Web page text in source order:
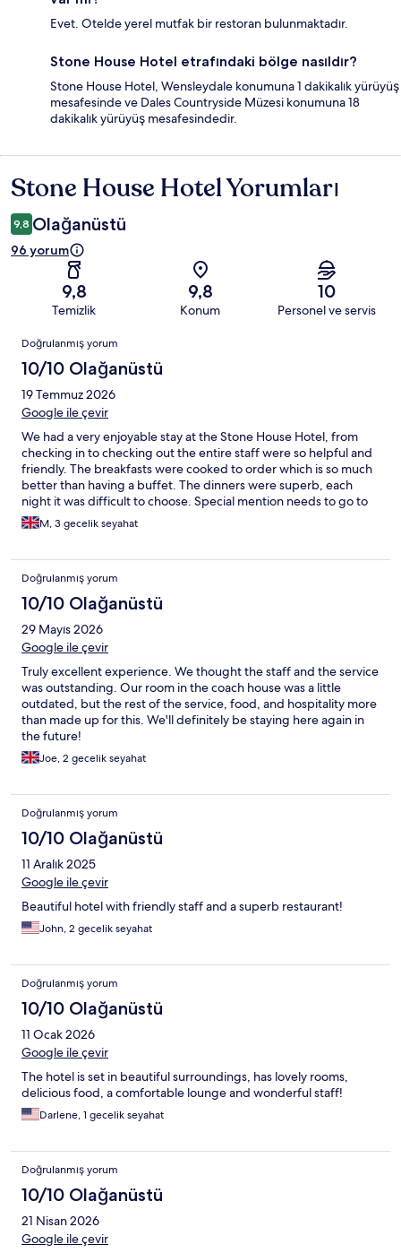
Evet. Otelde yerel mutfak bir restoran bulunmaktadır.
Stone House Hotel etrafındaki bölge nasıldır?
Stone House Hotel, Wensleydale konumuna 1 dakikalık yürüyüş
mesafesinde ve Dales Countryside Müzesi konumuna 18
dakikalık yürüyüş mesafesindedir.
Yorumlar
Stone House Hotel Yorumları
9,8 Olağanüstü
96 yorum
9,8
Temizlik
9,8
Konum
10
Personel ve servis
Yorumlar
Doğrulanmış yorum
10/10 Olağanüstü
19 Temmuz 2026
Google ile çevir
We had a very enjoyable stay at the Stone House Hotel, from
checking in to checking out the entire staff were so helpful and
friendly. The breakfasts were cooked to order which is so much
better than having a buffet. The dinners were superb, each
night it was difficult to choose. Special mention needs to go to
the beef cheek and Yorkshire pudding as a starter. Nice walk
into Hawes to visit the Wensleydale Creamery and Dales
the hill to the hotel then sitting in the garden with a drink and
enjoying the views was just so relaxing.
M, 3 gecelik seyahat
Doğrulanmış yorum
10/10 Olağanüstü
29 Mayıs 2026
Google ile çevir
Truly excellent experience. We thought the staff and the service
was outstanding. Our room in the coach house was a little
outdated, but the rest of the service, food, and hospitality more
than made up for this. We'll definitely be staying here again in
the future!
Joe, 2 gecelik seyahat
Doğrulanmış yorum
10/10 Olağanüstü
11 Aralık 2025
Google ile çevir
Beautiful hotel with friendly staff and a superb restaurant!
John, 2 gecelik seyahat
Doğrulanmış yorum
10/10 Olağanüstü
11 Ocak 2026
Google ile çevir
The hotel is set in beautiful surroundings, has lovely rooms,
delicious food, a comfortable lounge and wonderful staff!
Darlene, 1 gecelik seyahat
Doğrulanmış yorum
10/10 Olağanüstü
21 Nisan 2026
Google ile çevir